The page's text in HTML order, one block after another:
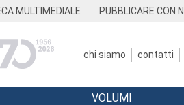
MULTIMEDIALE PUBBLICARE CON
chi siamo contatti
VOLUMI